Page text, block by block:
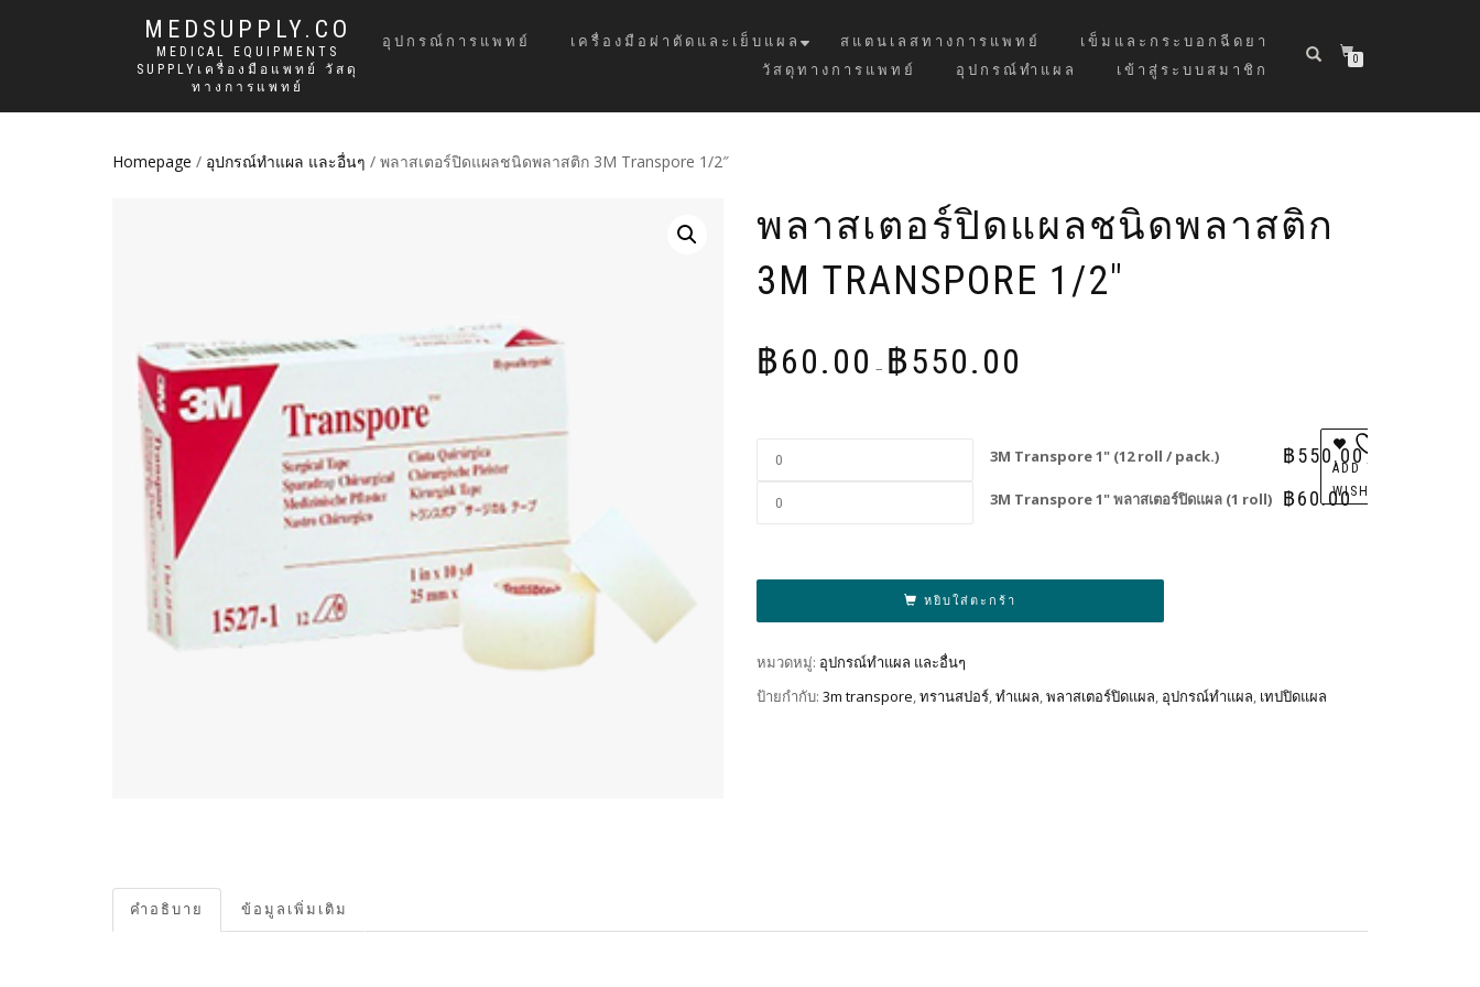
MEDSUPPLY.CO
MEDICAL EQUIPMENTS
SUPPLYเครื่องมือแพทย์ วัสดุ
ทางการแพทย์
อุปกรณ์การแพทย์ เครื่องมือผ่าตัดและเย็บแผล สแตนเลสทางการแพทย์
เข็มและกระบอกฉีดยา
วัสดุทางการแพทย์
อุปกรณ์ทำแผล เข้าสู่ระบบสมาชิก
0
Homepage / อุปกรณ์ทำแผล และอื่นๆ / พลาสเตอร์ปิดแผลชนิดพลาสติก 3M Transpore 1/2″
พลาสเตอร์ปิดแผลชนิดพลาสติก
3M TRANSPORE 1/2″
฿60.00 – ฿550.00
3M Transpore 1" (12 roll / pack.) ฿550.00
3M Transpore 1" พลาสเตอร์ปิดแผล (1 roll) ฿60.00
หยิบใส่ตะกร้า
ADD TO
WISHLIST
หมวดหมู่: อุปกรณ์ทำแผล และอื่นๆ
ป้ายกำกับ: 3m transpore ทรานสปอร์ ทำแผล พลาสเตอร์ปิดแผล อุปกรณ์ทำแผล เทปปิดแผล
คำอธิบาย ข้อมูลเพิ่มเติม